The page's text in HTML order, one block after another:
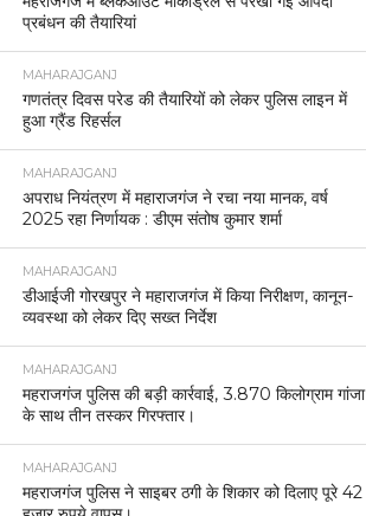
प्रबंधन की तैयारियां
MAHARAJGANJ
गणतंत्र दिवस परेड की तैयारियों को लेकर पुलिस लाइन में
हुआ ग्रैंड रिहर्सल
MAHARAJGANJ
अपराध नियंत्रण में महाराजगंज ने रचा नया मानक, वर्ष
2025 रहा निर्णायक : डीएम संतोष कुमार शर्मा
MAHARAJGANJ
डीआईजी गोरखपुर ने महाराजगंज में किया निरीक्षण, कानून-
व्यवस्था को लेकर दिए सख्त निर्देश
MAHARAJGANJ
महराजगंज पुलिस की बड़ी कार्रवाई, 3.870 किलोग्राम गांजा
के साथ तीन तस्कर गिरफ्तार।
MAHARAJGANJ
महराजगंज पुलिस ने साइबर ठगी के शिकार को दिलाए पूरे 42